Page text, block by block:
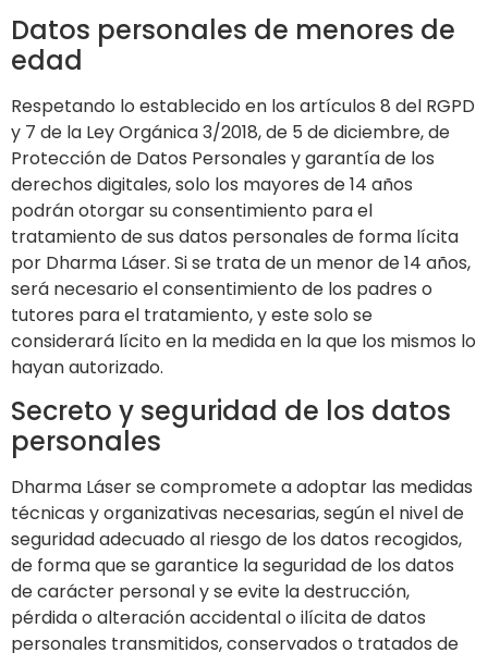
Datos personales de menores de
edad
Respetando lo establecido en los artículos 8 del RGPD
y 7 de la Ley Orgánica 3/2018, de 5 de diciembre, de
Protección de Datos Personales y garantía de los
derechos digitales, solo los mayores de 14 años
podrán otorgar su consentimiento para el
tratamiento de sus datos personales de forma lícita
por Dharma Láser. Si se trata de un menor de 14 años,
será necesario el consentimiento de los padres o
tutores para el tratamiento, y este solo se
considerará lícito en la medida en la que los mismos lo
hayan autorizado.
Secreto y seguridad de los datos
personales
Dharma Láserse compromete a adoptar las medidas
técnicas y organizativas necesarias, según el nivel de
seguridad adecuado al riesgo de los datos recogidos,
de forma que se garantice la seguridad de los datos
de carácter personal y se evite la destrucción,
pérdida o alteración accidental o ilícita de datos
personales transmitidos, conservados o tratados de